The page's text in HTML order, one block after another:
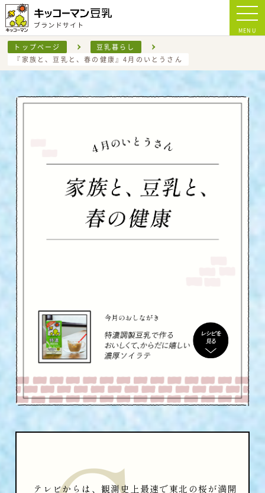
MENU
トップページ
豆乳暮らし
『家族と、豆乳と、春の健康』4月のいとうさん
テレビからは、観測史上最速で東北の桜が満開